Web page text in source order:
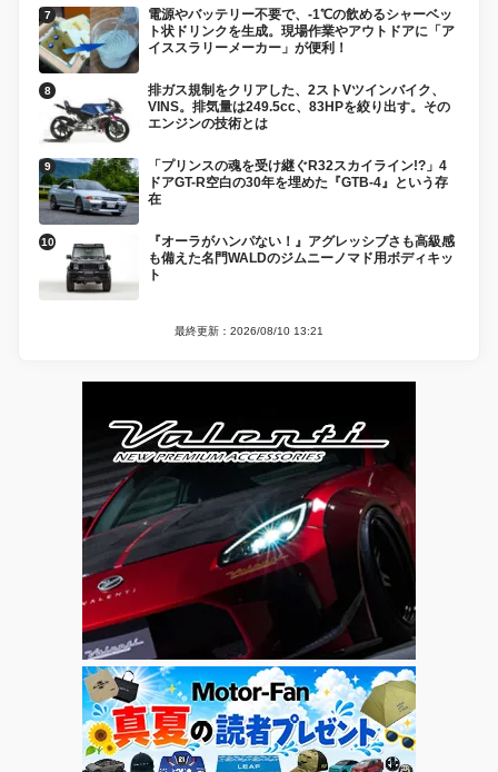
電源やバッテリー不要で、-1℃の飲めるシャーベッ
ト状ドリンクを生成。現場作業やアウトドアに「ア
イススラリーメーカー」が便利！
排ガス規制をクリアした、2ストVツインバイク、
VINS。排気量は249.5cc、83HPを絞り出す。その
エンジンの技術とは
「プリンスの魂を受け継ぐR32スカイライン!?」4
ドアGT-R空白の30年を埋めた『GTB-4』という存
在
『オーラがハンパない！』アグレッシブさも高級感
も備えた名門WALDのジムニーノマド用ボディキッ
ト
最終更新：2026/08/10 13:21